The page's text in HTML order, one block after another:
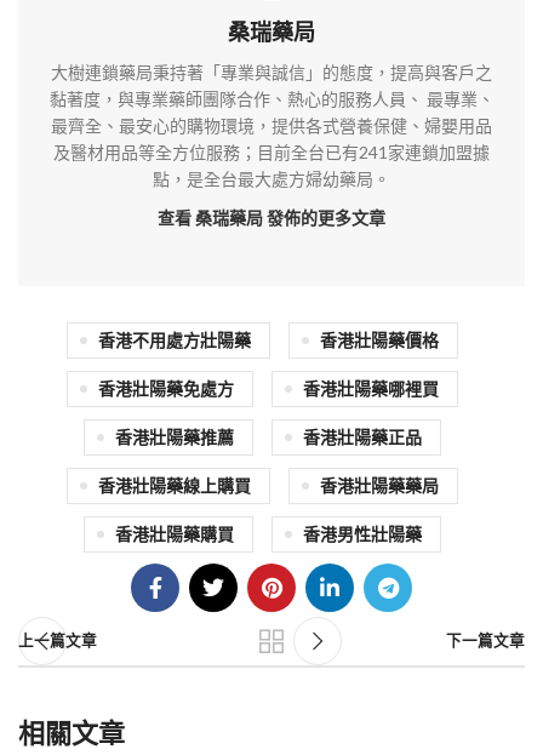
桑瑞藥局
大樹連鎖藥局秉持著「專業與誠信」的態度，提高與客戶之
黏著度，與專業藥師團隊合作、熱心的服務人員、 最專業、
最齊全、最安心的購物環境，提供各式營養保健、婦嬰用品
及醫材用品等全方位服務；目前全台已有241家連鎖加盟據
點，是全台最大處方婦幼藥局。
查看 桑瑞藥局發佈的更多文章
香港不用處方壯陽藥 香港壯陽藥價格
香港壯陽藥免處方 香港壯陽藥哪裡買
香港壯陽藥推薦 香港壯陽藥正品
香港壯陽藥線上購買 香港壯陽藥藥局
香港壯陽藥購買 香港男性壯陽藥
上一篇文章 下一篇文章
相關文章